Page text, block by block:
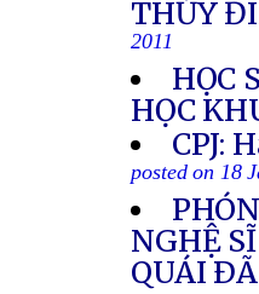
THỦY
2011
HỌC
HỌC
CPJ:
posted on 18
NGHỆ
QUÁI